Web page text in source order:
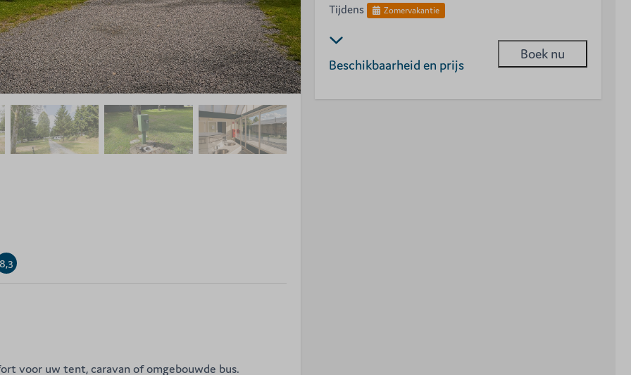
8,3
voor uw tent, caravan of omgebouwde bus.
Tijdens Zomervakantie
Beschikbaarheid en prijs
Boek nu